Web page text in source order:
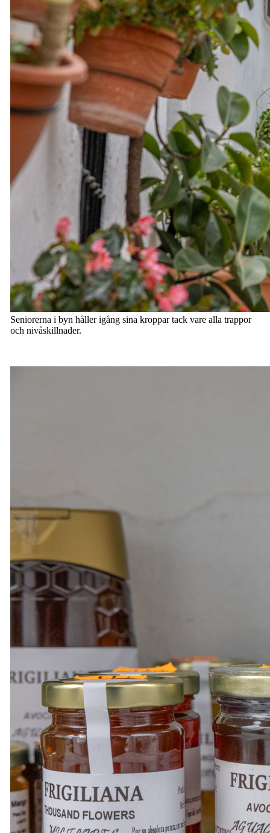
Seniorerna i byn håller igång sina kroppar tack vare alla trappor
och nivåskillnader.